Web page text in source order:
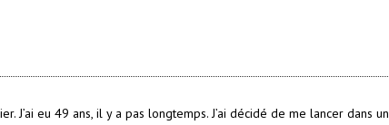
J’ai eu 49 ans, il y a pas longtemps. J’ai décidé de me lancer dans un